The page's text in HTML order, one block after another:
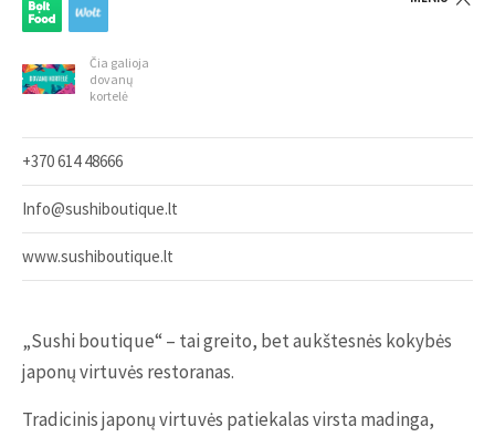
Čia galioja
dovanų
kortelė
+370 614 48666
Info@sushiboutique.lt
www.sushiboutique.lt
„Sushi boutique“ – tai greito, bet aukštesnės kokybės
japonų virtuvės restoranas.
Tradicinis japonų virtuvės patiekalas virsta madinga,